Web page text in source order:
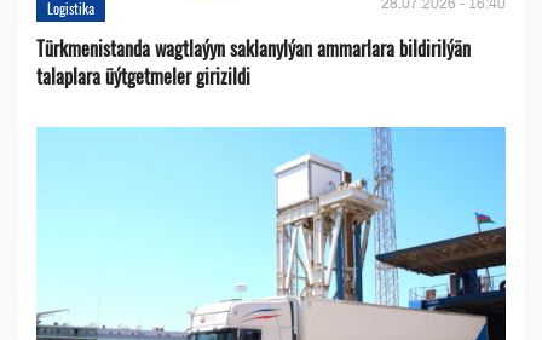
Logistika 28.07.2026 - 16:40
Türkmenistanda wagtlaýyn saklanylýan ammarlara bildirilýän
talaplara üýtgetmeler girizildi